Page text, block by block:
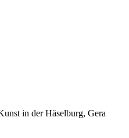
in der Häselburg, Gera